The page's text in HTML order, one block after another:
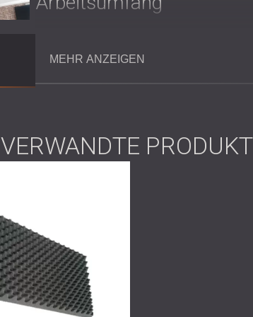
Entwurf eines Akustikprojekts mit
Lösung
aufgrund ihrer starken Schallabsorption und
hohen Decken ausgewählt. Der Plan sah
zu verbessern. Deren Installation wurde
schrittweise Vorgehen ermöglichte dem
gleichzeitig Flexibilität für zukünftige
MEHR ANZEIGEN
VERWANDTE